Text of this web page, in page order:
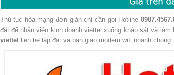
Thủ tục hòa mạng đơn giản chỉ cần gọi Hotline
đặt để nhân viên kinh doanh viettel xuống khảo sát và
viettel
liên hệ lắp đặt và bàn giao modem wifi nhanh chóng.